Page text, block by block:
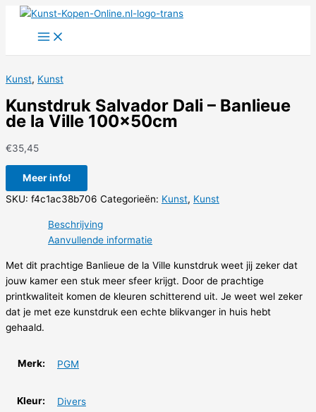
Kunst, Kunst
Kunstdruk Salvador Dali – Banlieue
de la Ville 100x50cm
€35,45
Meer info!
SKU: f4c1ac38b706 Categorieën: Kunst, Kunst
Beschrijving
Aanvullende informatie
Met dit prachtige Banlieue de la Ville kunstdruk weet jij zeker dat
jouw kamer een stuk meer sfeer krijgt. Door de prachtige
printkwaliteit komen de kleuren schitterend uit. Je weet wel zeker
dat je met eze kunstdruk een echte blikvanger in huis hebt
gehaald.
Merk: PGM
Kleur: Divers